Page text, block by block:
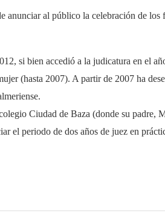
al público la celebración de los
si bien accedió a la judicatura en el
(hasta 2007). A partir de 2007 ha
Ciudad de Baza (donde su
el periodo de dos años de juez en